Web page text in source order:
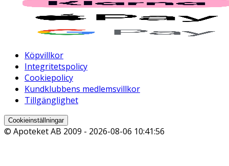
Köpvillkor
Integritetspolicy
Cookiepolicy
Kundklubbens medlemsvillkor
Tillgänglighet
Cookieinställningar
© Apoteket AB 2009 - 2026-08-06 10:41:56